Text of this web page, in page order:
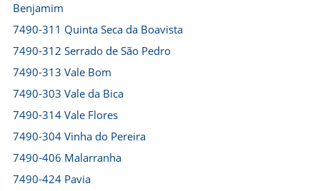
Benjamim
7490-311 Quinta Seca da Boavista
7490-312 Serrado de São Pedro
7490-313 Vale Bom
7490-303 Vale da Bica
7490-314 Vale Flores
7490-304 Vinha do Pereira
7490-406 Malarranha
7490-424 Pavia